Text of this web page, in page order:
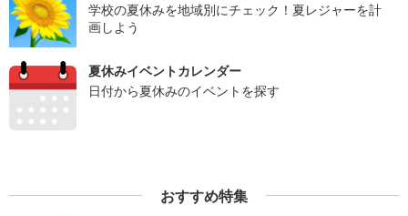
学校の夏休みを地域別にチェック！夏レジャーを計
画しよう
夏休みイベントカレンダー
日付から夏休みのイベントを探す
おすすめ特集